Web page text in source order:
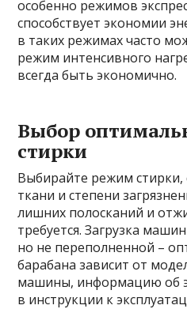
особенно режимов
способствует экономии
в таких режимах часто
режим интенсивного
всегда быть экономично.
Выбор
стирки
Выбирайте режим
ткани и степени
лишних полосканий и
требуется. Загрузка
но не переполненной –
барабана зависит от
машины, информацию об
в инструкции к